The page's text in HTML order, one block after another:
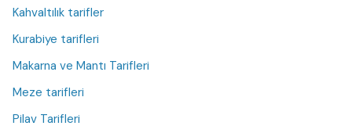
Kahvaltılık tarifler
Kurabiye tarifleri
Makarna ve Mantı Tarifleri
Meze tarifleri
Pilav Tarifleri